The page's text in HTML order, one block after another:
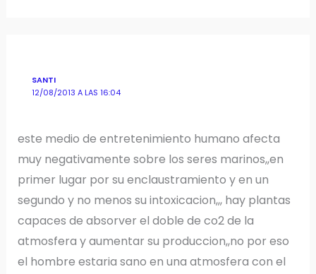
SANTI
12/08/2013 A LAS 16:04
este medio de entretenimiento humano afecta
muy negativamente sobre los seres marinos,,en
primer lugar por su enclaustramiento y en un
segundo y no menos su intoxicacion,,, hay plantas
capaces de absorver el doble de co2 de la
atmosfera y aumentar su produccion,,no por eso
el hombre estaria sano en una atmosfera con el